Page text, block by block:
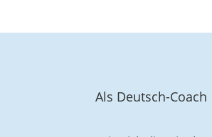
Als Deutsch-Coach